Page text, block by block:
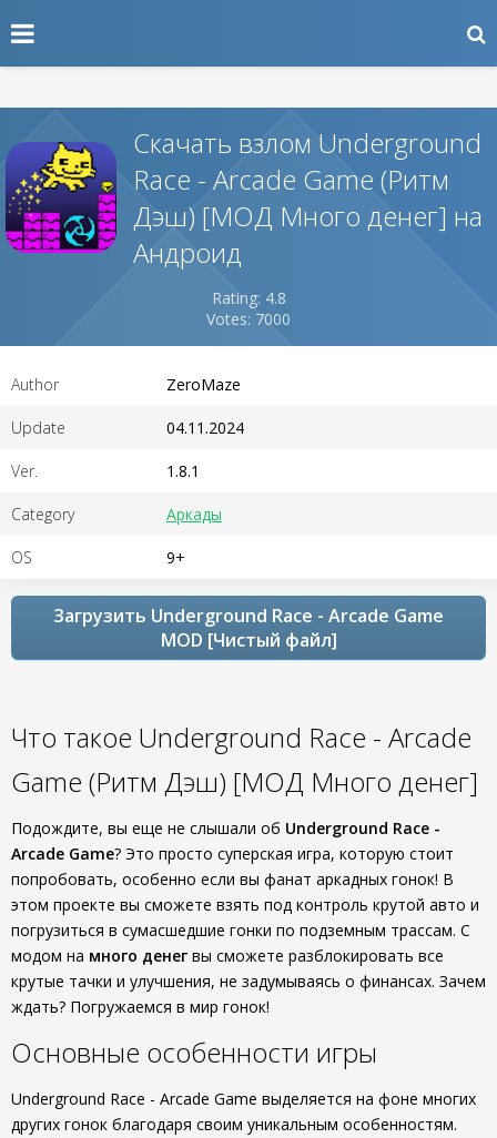
Скачать взлом Underground
Race - Arcade Game (Ритм
Дэш) [МОД Много денег] на
Андроид
Rating: 4.8
Votes: 7000
Author ZeroMaze
Update 04.11.2024
Ver. 1.8.1
Category Аркады
OS 9+
Загрузить Underground Race - Arcade Game
MOD [Чистый файл]
Что такое Underground Race - Arcade
Game (Ритм Дэш) [МОД Много денег]
Подождите, вы еще не слышали об Underground Race -
Arcade Game? Это просто суперская игра, которую стоит
попробовать, особенно если вы фанат аркадных гонок! В
этом проекте вы сможете взять под контроль крутой авто и
погрузиться в сумасшедшие гонки по подземным трассам. С
модом на много денег вы сможете разблокировать все
крутые тачки и улучшения, не задумываясь о финансах. Зачем
ждать? Погружаемся в мир гонок!
Основные особенности игры
Underground Race - Arcade Game выделяется на фоне многих
других гонок благодаря своим уникальным особенностям.